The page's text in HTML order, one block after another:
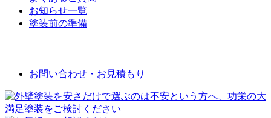
お知らせ一覧
塗装前の準備
お問い合わせ・お見積もり